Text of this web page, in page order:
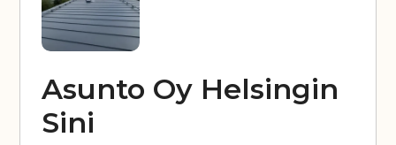
Asunto Oy Helsingin
Sini